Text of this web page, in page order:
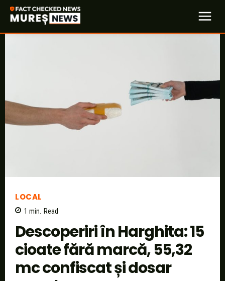
LOCAL
1 min. Read
Descoperiri în Harghita: 15
cioate fără marcă, 55,32
mc confiscat și dosar